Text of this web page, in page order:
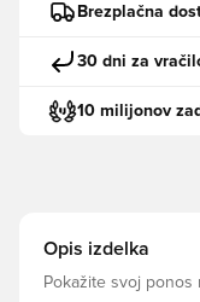
Brezplačna
30 dni za
10 milijonov
Opis izdelka
Pokažite svoj ponos